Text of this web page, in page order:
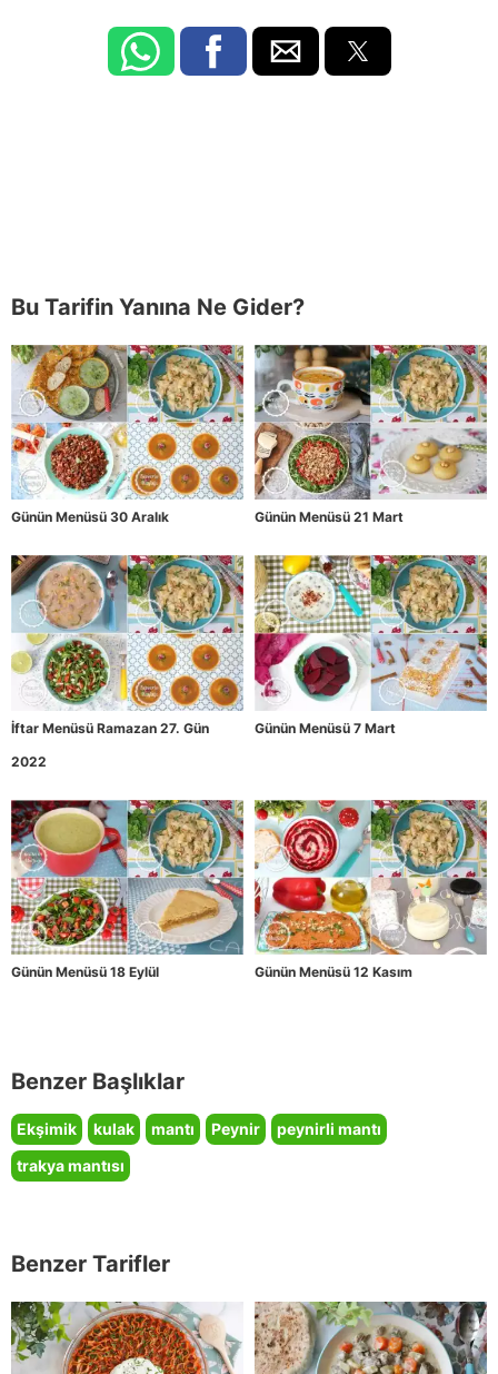
Bu Tarifin Yanına Ne Gider?
Günün Menüsü 30 Aralık Günün Menüsü 21 Mart
İftar Menüsü Ramazan 27. Gün
2022
Günün Menüsü 7 Mart
Günün Menüsü 18 Eylül Günün Menüsü 12 Kasım
Benzer Başlıklar
Ekşimik kulak mantı Peynir
peynirli mantı
trakya mantısı
Benzer Tarifler